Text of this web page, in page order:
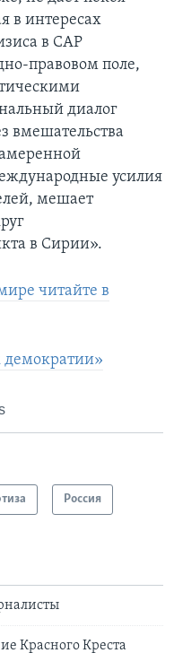
в интересах
в САР
правовом поле,
диалог
вмешательства
усилия
мешает
в Сирии».
читайте в
Россия
Красного Креста